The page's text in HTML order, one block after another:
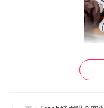
这次收到Adidas
添了些钱大买一波😎